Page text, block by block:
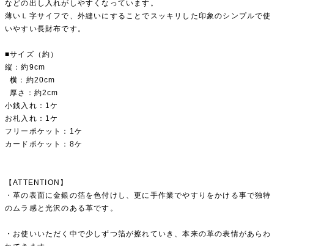
などの出し入れがしやすくなっています。
薄いＬ字サイフで、外縫いにすることでスッキリした印象のシンプルで使
いやすい長財布です。
■サイズ（約）
縦：約9cm
横：約20cm
厚さ：約2cm
小銭入れ：1ケ
お札入れ：1ケ
フリーポケット：1ケ
カードポケット：8ケ
【ATTENTION】
・革の表面に金銀の箔を色付けし、更に手作業でやすりをかける事で独特
のムラ感と光沢のある革です。
・お使いいただく中で少しずつ箔が擦れていき、本来の革の表情があらわ